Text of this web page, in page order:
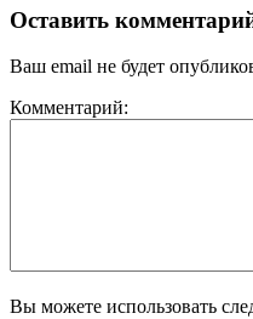
Оставить
Ваш email не будет
Комментарий:
Вы можете использовать